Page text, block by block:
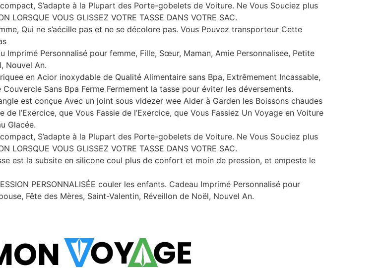
S’adapte à la Plupart des Porte-gobelets de Voiture. Ne Vous Souciez plus
LORSQUE VOUS GLISSEZ VOTRE TASSE DANS VOTRE SAC.
Qui ne s’aécille pas et ne se décolore pas. Vous Pouvez transporteur Cette
Imprimé Personnalisé pour femme, Fille, Sœur, Maman, Amie Personnalisee, Petite
Nouvel An.
en Acior inoxydable de Qualité Alimentaire sans Bpa, Extrêmement Incassable,
Sans Bpa Ferme Fermement la tasse pour éviter les déversements.
est conçue Avec un joint sous videzer wee Aider à Garden les Boissons chaudes
l’Exercice, que Vous Fassie de l’Exercice, que Vous Fassiez Un Voyage en Voiture
Glacée.
S’adapte à la Plupart des Porte-gobelets de Voiture. Ne Vous Souciez plus
LORSQUE VOUS GLISSEZ VOTRE TASSE DANS VOTRE SAC.
est la subsite en silicone coul plus de confort et moin de pression, et empeste le
PERSONNALISÉE couler les enfants. Cadeau Imprimé Personnalisé pour
Fête des Mères, Saint-Valentin, Réveillon de Noël, Nouvel An.